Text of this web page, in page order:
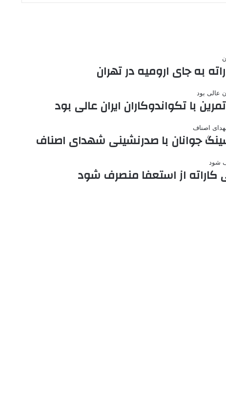
به جای ارومیه در تهران
با تکواندوکاران ایران عالی بود
جوانان با صدرنشینی شهدای اصناف
کاراته از استعفا منصرف شود